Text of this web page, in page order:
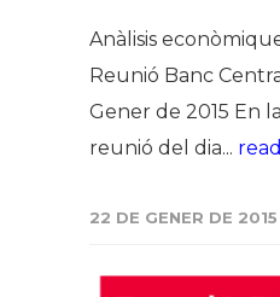
Anàlisis
Reunió Banc
Gener de 2015 En
reunió del dia...
22 DE GENER DE 2015